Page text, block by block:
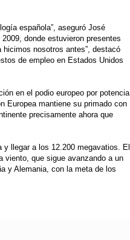
española”, aseguró José
donde estuvieron presentes
nosotros antes”, destacó
de empleo en Estados Unidos
en el podio europeo por potencia
Europea mantiene su primado con
precisamente ahora que
y llegar a los 12.200 megavatios. El
viento, que sigue avanzando a un
y Alemania, con la meta de los